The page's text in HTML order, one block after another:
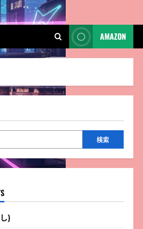
AMAZON
検索
)